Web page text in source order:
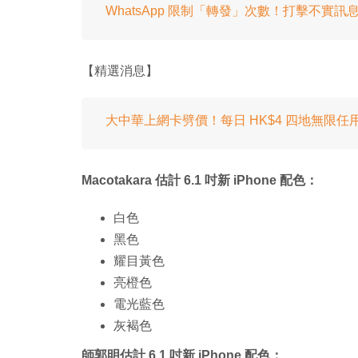
WhatsApp 限制「轉發」次數！打擊不實訊息
【精選消息】
大中華上網卡劈價！每日 HK$4 四地無限任
Macotakara 估計 6.1 吋新 iPhone 配色：
白色
黑色
耀目黃色
亮橙色
電光藍色
灰褐色
師郭明估計 6.1 吋新 iPhone 配色：